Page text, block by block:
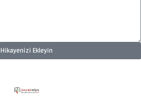
Hikayenizi Ekleyin